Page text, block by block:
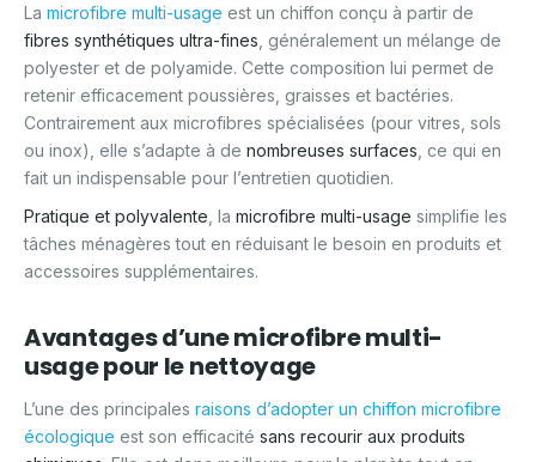
La microfibre multi-usage est un chiffon conçu à partir de
fibres synthétiques ultra-fines , généralement un mélange de
polyester et de polyamide. Cette composition lui permet de
retenir efficacement poussières, graisses et bactéries.
Contrairement aux microfibres spécialisées (pour vitres, sols
ou inox), elle s’adapte à de nombreuses surfaces , ce qui en
fait un indispensable pour l’entretien quotidien.
Pratique et polyvalente , la microfibre multi-usage simplifie les
tâches ménagères tout en réduisant le besoin en produits et
accessoires supplémentaires.
Avantages d’une microfibre multi-
usage pour le nettoyage
L’une des principales raisons d’adopter un chiffon microfibre
écologique est son efficacité sans recourir aux produits